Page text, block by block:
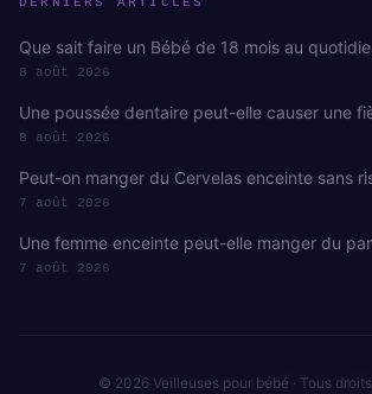
Que sait faire un Bébé de 18 mois au
8 août 2026
Une poussée dentaire peut-elle causer une
8 août 2026
Peut-on manger du Cervelas enceinte sans
7 août 2026
Une femme enceinte peut-elle manger du
7 août 2026
© 2026 Veilleuses pour bébé · Tous